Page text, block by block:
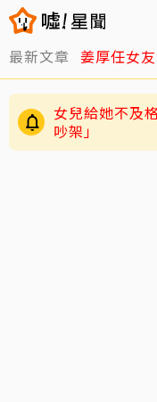
最新文章 姜厚任女
女兒給她不及
吵架」